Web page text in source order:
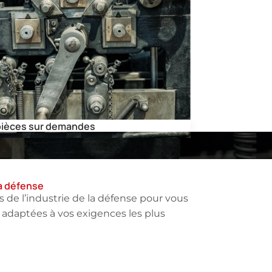
sur demandes
défense
de l’industrie de la défense pour vous
à vos exigences les plus